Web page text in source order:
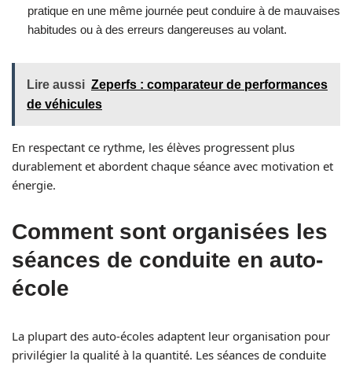
pratique en une même journée peut conduire à de mauvaises
habitudes ou à des erreurs dangereuses au volant.
Lire aussi Zeperfs : comparateur de performances
de véhicules
En respectant ce rythme, les élèves progressent plus
durablement et abordent chaque séance avec motivation et
énergie.
Comment sont organisées les
séances de conduite en auto-
école
La plupart des auto-écoles adaptent leur organisation pour
privilégier la qualité à la quantité. Les séances de conduite